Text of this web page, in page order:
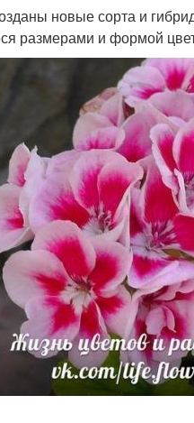
новые сорта и
размерами и формой